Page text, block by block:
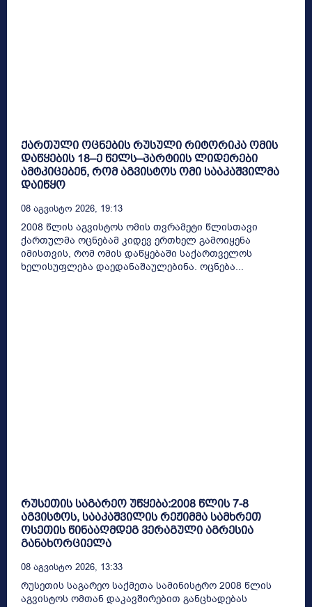
ქართული ოცნების რუსული რიტორიკა ომის
დაწყების 18–ე წელს–პარტიის ლიდერები
ამტკიცებენ, რომ აგვისტოს ომი სააკაშვილმა
დაიწყო
08 Აგვისტო 2026, 19:13
2008 წლის აგვისტოს ომის თვრამეტი წლისთავი
ქართულმა ოცნებამ კიდევ ერთხელ გამოიყენა
იმისთვის, რომ ომის დაწყებაში საქართველოს
ხელისუფლება დაედანაშაულებინა. ოცნება...
რუსეთის საგარეო უწყება:2008 წლის 7-8
აგვისტოს, სააკაშვილის რეჟიმმა სამხრეთ
ოსეთის წინააღმდეგ ვერაგული აგრესია
განახორციელა
08 Აგვისტო 2026, 13:33
რუსეთის საგარეო საქმეთა სამინისტრო 2008 წლის
აგვისტოს ომთან დაკავშირებით განცხადებას